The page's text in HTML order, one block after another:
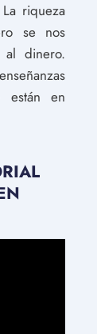
riqueza
se nos
dinero.
están en